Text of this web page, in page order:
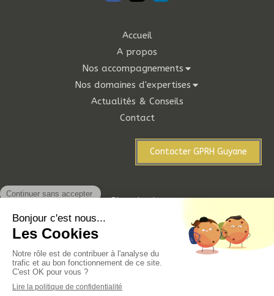
Accueil
A propos
Nos accompagnements
Nos domaines d'expertises
Actualités & Conseils
Contact
Contacter GPRH Guyane
Plan du site
Notre partenaire de création de site internet est à votre
disposition pour la création de votre site vitrine
Site créé grâce àSellsy